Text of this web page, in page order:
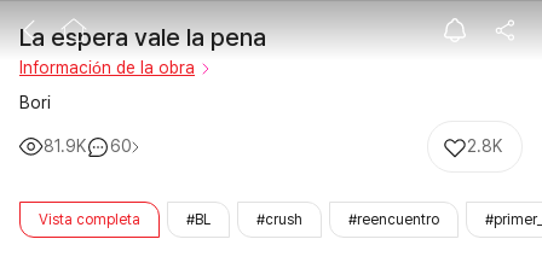
La espera vale
La espera vale la pena
Información de la obra
Bori
81.9K 60 2.8K
Vista completa #BL #crush #reencuentro